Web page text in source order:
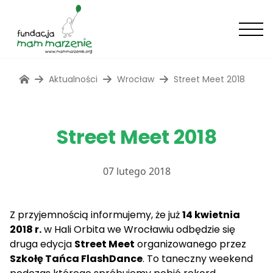
Aktualności Wrocław Street Meet 2018
Street Meet 2018
07 lutego 2018
Z przyjemnością informujemy, że już14 kwietnia
2018 r.w Hali Orbita we Wrocławiu odbędzie się
druga edycja Street Meet organizowanego przez
Szkołę Tańca FlashDance. To taneczny weekend